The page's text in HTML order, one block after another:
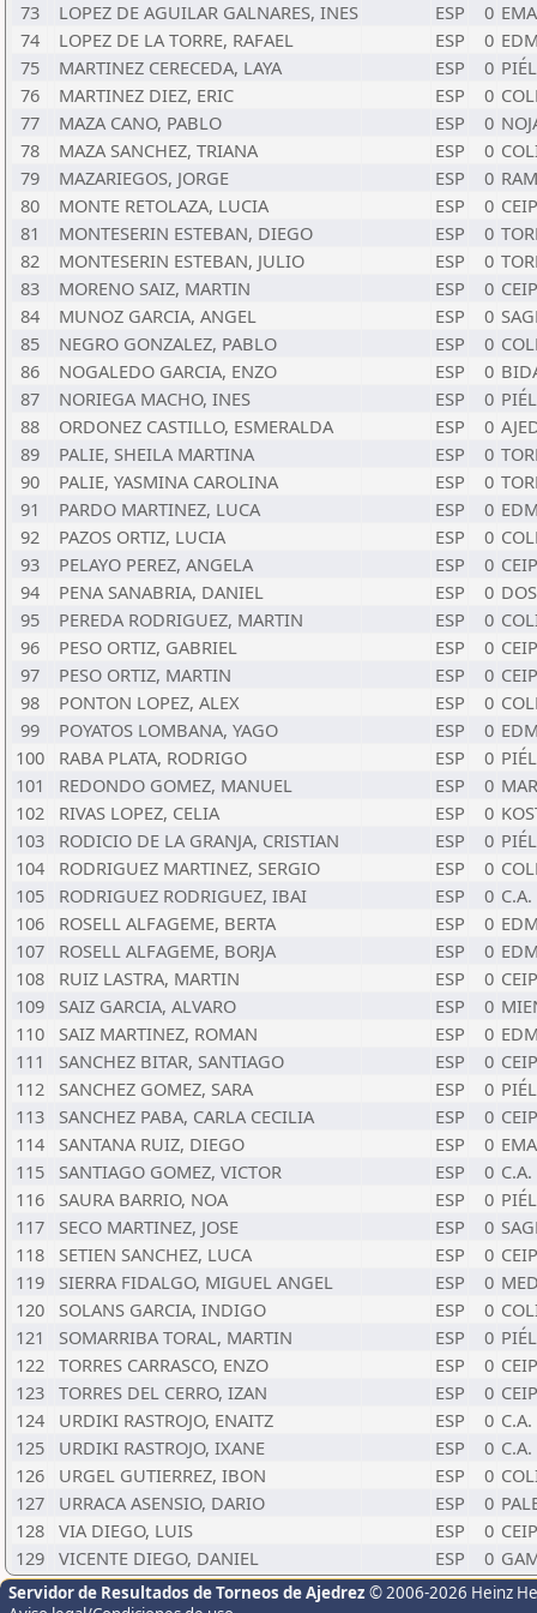
73 LOPEZ DE AGUILAR GALNARES, INES ESP 0
74
LOPEZ DE LA TORRE, RAFAEL ESP 0
75
MARTINEZ CERECEDA, LAYA ESP 0
76
MARTINEZ DIEZ, ERIC ESP 0
77
MAZA CANO, PABLO ESP 0
78
MAZA SANCHEZ, TRIANA ESP 0
79
MAZARIEGOS, JORGE ESP 0
80
MONTE RETOLAZA, LUCIA ESP 0
81
MONTESERIN ESTEBAN, DIEGO ESP 0
82
MONTESERIN ESTEBAN, JULIO ESP 0
83
MORENO SAIZ, MARTIN ESP 0
84
MUNOZ GARCIA, ANGEL ESP 0
85
NEGRO GONZALEZ, PABLO ESP 0
86
NOGALEDO GARCIA, ENZO ESP 0
87
NORIEGA MACHO, INES ESP 0
88
ORDONEZ CASTILLO, ESMERALDA ESP 0
89
PALIE, SHEILA MARTINA ESP 0
90
PALIE, YASMINA CAROLINA ESP 0
91
PARDO MARTINEZ, LUCA ESP 0
92
PAZOS ORTIZ, LUCIA ESP 0
93
PELAYO PEREZ, ANGELA ESP 0
94
PENA SANABRIA, DANIEL ESP 0
95
PEREDA RODRIGUEZ, MARTIN ESP 0
96
PESO ORTIZ, GABRIEL ESP 0
97
PESO ORTIZ, MARTIN ESP 0
98
PONTON LOPEZ, ALEX ESP 0
99
POYATOS LOMBANA, YAGO ESP 0
100
RABA PLATA, RODRIGO ESP 0
101
REDONDO GOMEZ, MANUEL ESP 0
102
RIVAS LOPEZ, CELIA ESP 0
103
RODICIO DE LA GRANJA, CRISTIAN ESP 0
104
RODRIGUEZ MARTINEZ, SERGIO ESP 0
105
RODRIGUEZ RODRIGUEZ, IBAI ESP 0
106
ROSELL ALFAGEME, BERTA ESP 0
107
ROSELL ALFAGEME, BORJA ESP 0
108
RUIZ LASTRA, MARTIN ESP 0
109
SAIZ GARCIA, ALVARO ESP 0
110
SAIZ MARTINEZ, ROMAN ESP 0
111
SANCHEZ BITAR, SANTIAGO ESP 0
112
SANCHEZ GOMEZ, SARA ESP 0
113
SANCHEZ PABA, CARLA CECILIA ESP 0
114
SANTANA RUIZ, DIEGO ESP 0
115
SANTIAGO GOMEZ, VICTOR ESP 0
116
SAURA BARRIO, NOA ESP 0
117
SECO MARTINEZ, JOSE ESP 0
118
SETIEN SANCHEZ, LUCA ESP 0
119
SIERRA FIDALGO, MIGUEL ANGEL ESP 0
120
SOLANS GARCIA, INDIGO ESP 0
121
SOMARRIBA TORAL, MARTIN ESP 0
122 TORRES CARRASCO, ENZO ESP 0
123 TORRES DEL CERRO, IZAN ESP 0
124
URDIKI RASTROJO, ENAITZ ESP 0
125
URDIKI RASTROJO, IXANE ESP 0
126
URGEL GUTIERREZ, IBON ESP 0
127
URRACA ASENSIO, DARIO ESP 0
128 VIA DIEGO, LUIS ESP 0
129 VICENTE DIEGO, DANIEL ESP 0
Servidor de Resultados de Torneos de Ajedrez © 2006-2026 Heinz